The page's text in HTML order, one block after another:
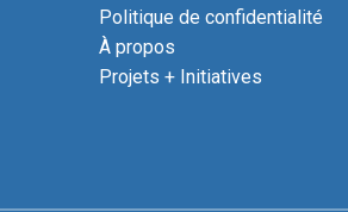
Politique de confidentialité
À propos
Projets + Initiatives